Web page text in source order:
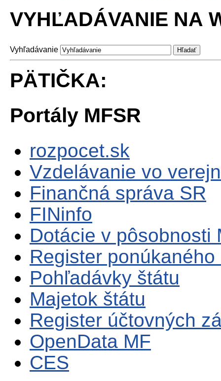
VYHĽADÁVANIE NA
Vyhľadávanie
PÄTIČKA:
Portály MFSR
rozpocet.sk
Vzdelávanie vo
Finančná správa SR
FINinfo
Dotácie v pôsobnosti
Register
Pohľadávky štátu
Majetok štátu
Register účtovných
OpenData MF
CES